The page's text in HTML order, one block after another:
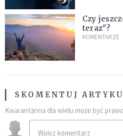
Czy
teraz"?
KOMENTARZE
SKOMENTUJ
Kwarantanna dla wielu może być